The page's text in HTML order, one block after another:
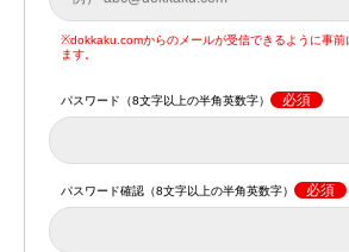
※dokkaku.comからのメールが受信できるように事前
ます。
パスワード（8文字以上の半角英数字） 必須
パスワード確認（8文字以上の半角英数字） 必須